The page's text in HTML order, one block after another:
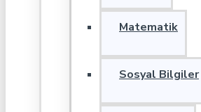
Matematik
Sosyal Bilgiler